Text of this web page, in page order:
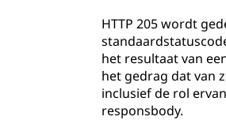
HTTP 205 wordt
het resultaat van
het gedrag dat van
inclusief de rol
responsbody.